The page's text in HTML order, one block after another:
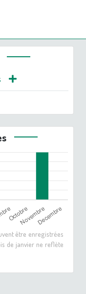
être enregistrées
de janvier ne reflète